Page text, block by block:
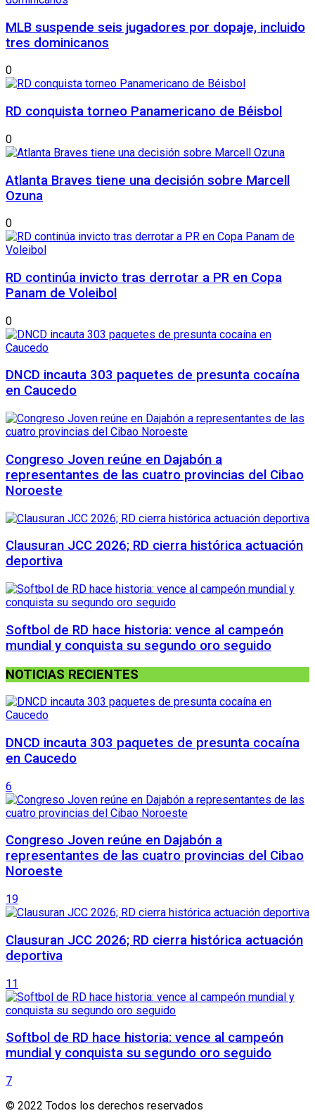
MLB suspende seis jugadores por dopaje, incluido
tres dominicanos
0
RD conquista torneo Panamericano de Béisbol
0
Atlanta Braves tiene una decisión sobre Marcell
Ozuna
0
RD continúa invicto tras derrotar a PR en Copa
Panam de Voleibol
0
DNCD incauta 303 paquetes de presunta cocaína
en Caucedo
Congreso Joven reúne en Dajabón a
representantes de las cuatro provincias del Cibao
Noroeste
Clausuran JCC 2026; RD cierra histórica actuación
deportiva
Softbol de RD hace historia: vence al campeón
mundial y conquista su segundo oro seguido
NOTICIAS RECIENTES
DNCD incauta 303 paquetes de presunta cocaína
en Caucedo
6
Congreso Joven reúne en Dajabón a
representantes de las cuatro provincias del Cibao
Noroeste
19
Clausuran JCC 2026; RD cierra histórica actuación
deportiva
11
Softbol de RD hace historia: vence al campeón
mundial y conquista su segundo oro seguido
7
© 2022 Todos los derechos reservados